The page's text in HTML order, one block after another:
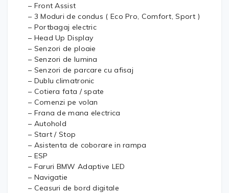
– Front Assist
– 3 Moduri de condus ( Eco Pro, Comfort, Sport )
– Portbagaj electric
– Head Up Display
– Senzori de ploaie
– Senzori de lumina
– Senzori de parcare cu afisaj
– Dublu climatronic
– Cotiera fata / spate
– Comenzi pe volan
– Frana de mana electrica
– Autohold
– Start / Stop
– Asistenta de coborare in rampa
– ESP
– Faruri BMW Adaptive LED
– Navigatie
– Ceasuri de bord digitale